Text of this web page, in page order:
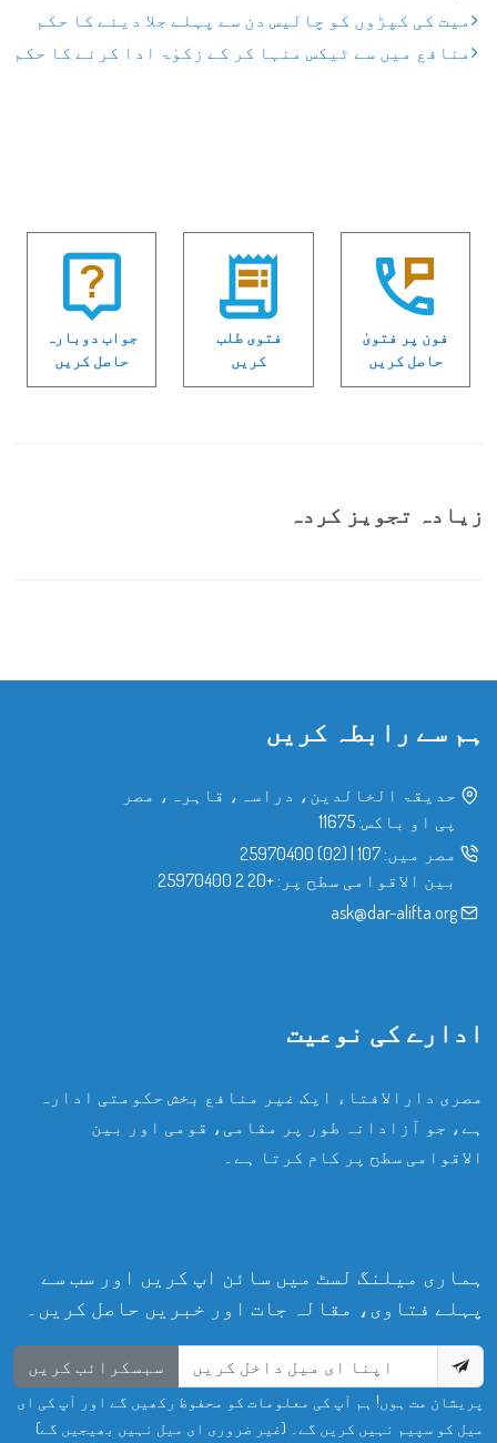
میت کی کپڑوں کو چالیس دن سے پہلے جلا دینے کا حکم
منافع میں سے ٹیکس منہا کر کے زکوٰۃ ادا کرنے کا حکم
فون پر فتویٰ
حاصل کریں
فتوی طلب
کریں
جواب دوبارہ
حاصل کریں
زیادہ تجویز کردہ
ہم سے رابطہ کریں
حدیقۃ الخالدین، دراسہ، قاہرہ، مصر
پی او باکس: 11675
مصر میں: 107
|
(02) 25970400
بین الاقوامی سطح پر: +20 2 25970400
ask@dar-alifta.org
ادارے کی نوعیت
مصری دارالافتاء ایک غیر منافع بخش حکومتی ادارہ
ہے، جو آزادانہ طور پر مقامی، قومی اور بین
الاقوامی سطح پر کام کرتا ہے۔
ہماری میلنگ لسٹ میں سائن اپ کریں اور سب سے
پہلے فتاوی، مقالہ جات اور خبریں حاصل کریں۔
سبسکرائب کریں
پریشان مت ہوں! ہم آپ کی معلومات کو محفوظ رکھیں گے اور آپ کی ای
میل کو سپیم نہیں کریں گے۔ (غیر ضروری ای میل نہیں بھیجیں گے)